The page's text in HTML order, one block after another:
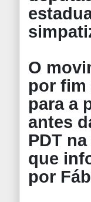
O
por fim
para a
antes
PDT
que
por